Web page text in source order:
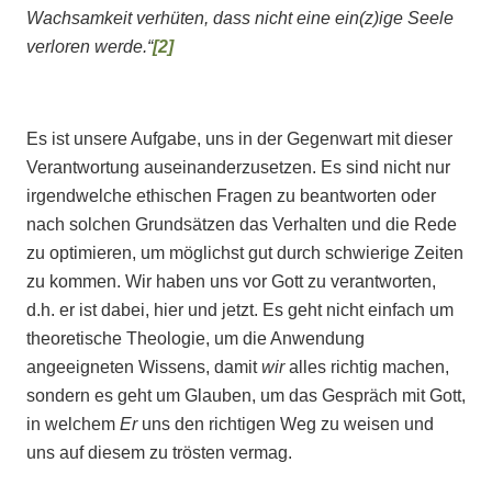
Wachsamkeit verhüten, dass nicht eine ein(z)ige Seele
verloren werde.“[2]
Es ist unsere Aufgabe, uns in der Gegenwart mit dieser
Verantwortung auseinanderzusetzen. Es sind nicht nur
irgendwelche ethischen Fragen zu beantworten oder
nach solchen Grundsätzen das Verhalten und die Rede
zu optimieren, um möglichst gut durch schwierige Zeiten
zu kommen. Wir haben uns vor Gott zu verantworten,
d.h. er ist dabei, hier und jetzt. Es geht nicht einfach um
theoretische Theologie, um die Anwendung
angeeigneten Wissens, damitwiralles richtig machen,
sondern es geht um Glauben, um das Gespräch mit Gott,
in welchem Eruns den richtigen Weg zu weisen und
uns auf diesem zu trösten vermag.